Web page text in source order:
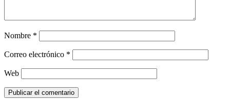
Nombre *
Correo electrónico *
Web